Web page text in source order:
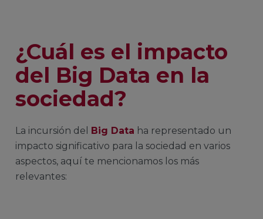
¿Cuál es el impacto
del Big Data en la
sociedad?
La incursión del Big Data ha representado un
impacto significativo para la sociedad en varios
aspectos, aquí te mencionamos los más
relevantes: